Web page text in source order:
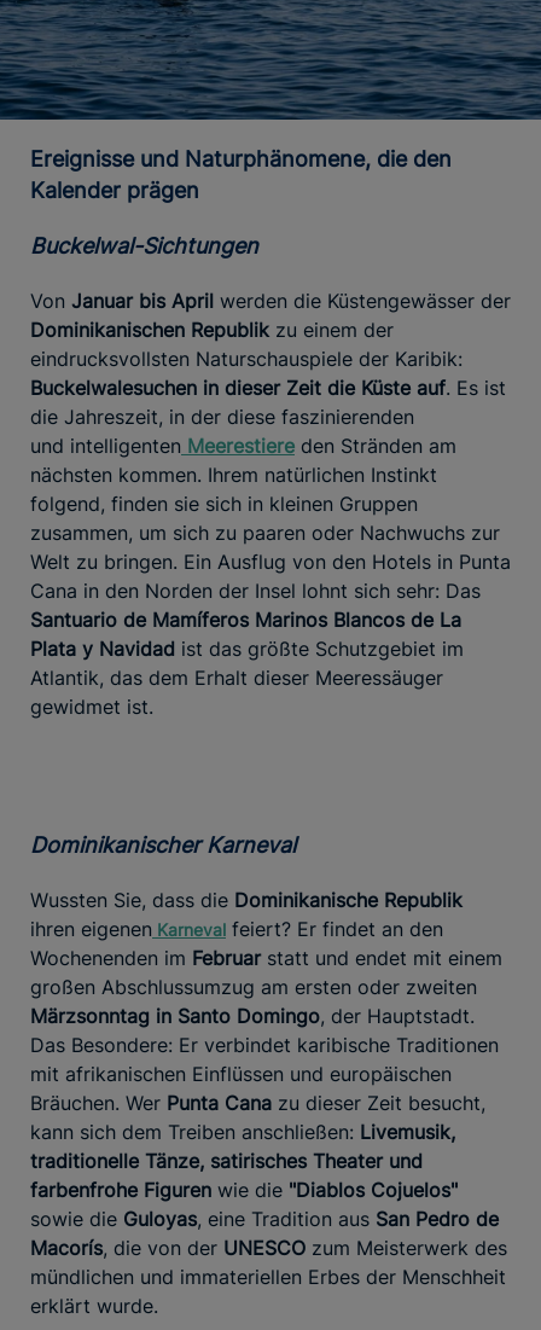
Ereignisse und Naturphänomene, die den
Kalender prägen
Buckelwal-Sichtungen
Von Januar bis April werden die Küstengewässer der
Dominikanischen Republik zu einem der
eindrucksvollsten Naturschauspiele der Karibik:
Buckelwalesuchen in dieser Zeit die Küste auf. Es ist
die Jahreszeit, in der diese faszinierenden
und intelligenten Meerestiere den Stränden am
nächsten kommen. Ihrem natürlichen Instinkt
folgend, finden sie sich in kleinen Gruppen
zusammen, um sich zu paaren oder Nachwuchs zur
Welt zu bringen. Ein Ausflug von den Hotels in Punta
Cana in den Norden der Insel lohnt sich sehr: Das
Santuario de Mamíferos Marinos Blancos de La
Plata y Navidad ist das größte Schutzgebiet im
Atlantik, das dem Erhalt dieser Meeressäuger
gewidmet ist.
Dominikanischer Karneval
Wussten Sie, dass die Dominikanische Republik
ihren eigenen Karneval feiert? Er findet an den
Wochenenden im Februarstatt und endet mit einem
großen Abschlussumzug am ersten oder zweiten
Märzsonntag in Santo Domingo, der Hauptstadt.
Das Besondere: Er verbindet karibische Traditionen
mit afrikanischen Einflüssen und europäischen
Bräuchen. Wer Punta Cana zu dieser Zeit besucht,
kann sich dem Treiben anschließen: Livemusik,
traditionelle Tänze, satirisches Theater und
farbenfrohe Figuren wie die "Diablos Cojuelos"
sowie die Guloyas, eine Tradition aus San Pedro de
Macorís, die von der UNESCO zum Meisterwerk des
mündlichen und immateriellen Erbes der Menschheit
erklärt wurde.